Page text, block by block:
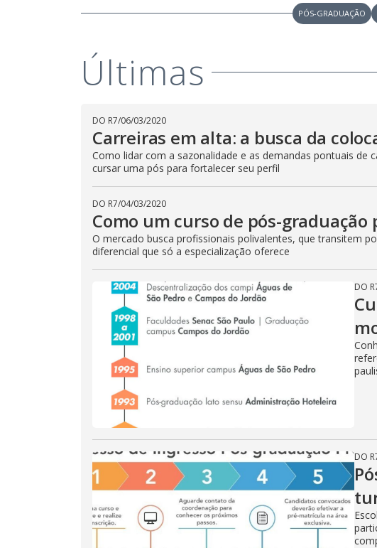
PÓS-GRADUAÇÃO
Últimas
DO R7/06/03/2020
Carreiras em alta: a busca da
Como lidar com a sazonalidade e as demandas pontuais de
cursar uma pós para fortalecer seu perfil
DO R7/04/03/2020
Como um curso de pós-
O mercado busca profissionais polivalentes, que transitem
diferencial que só a especialização oferece
DO
DO